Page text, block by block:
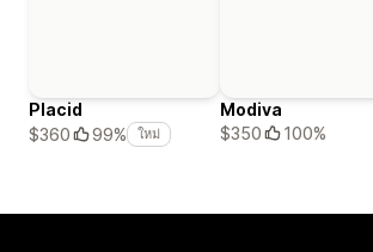
Placid
$360
99% ใหม่
Modiva
$350
100%